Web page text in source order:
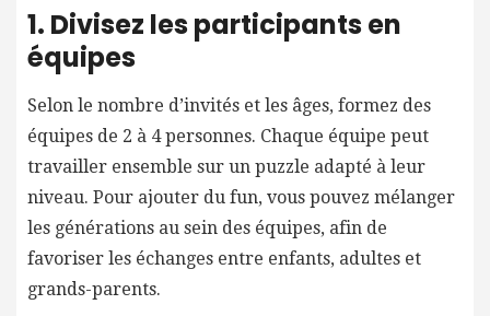
1. Divisez les participants en
équipes
Selon le nombre d’invités et les âges, formez des
équipes de 2 à 4 personnes. Chaque équipe peut
travailler ensemble sur un puzzle adapté à leur
niveau. Pour ajouter du fun, vous pouvez mélanger
les générations au sein des équipes, afin de
favoriser les échanges entre enfants, adultes et
grands-parents.